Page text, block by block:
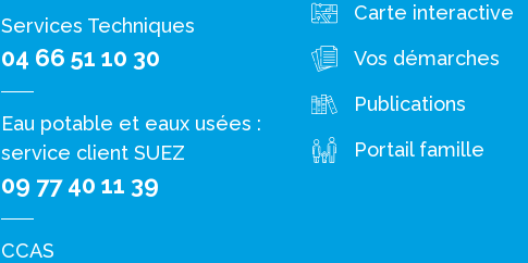
Services Techniques
04 66 51 10 30
Eau potable et eaux usées :
service client SUEZ
09 77 40 11 39
CCAS
Carte interactive
Vos démarches
Publications
Portail famille